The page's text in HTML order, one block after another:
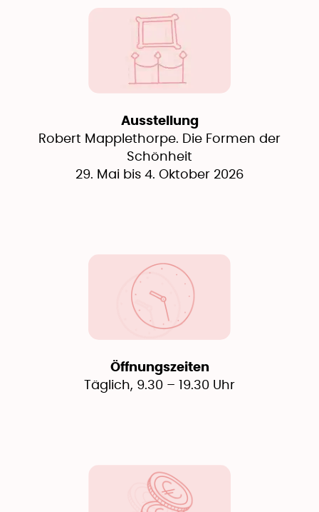
Ausstellung
Robert Mapplethorpe. Die Formen der
Schönheit
29. Mai bis 4. Oktober 2026
Öffnungszeiten
Täglich, 9.30 – 19.30 Uhr